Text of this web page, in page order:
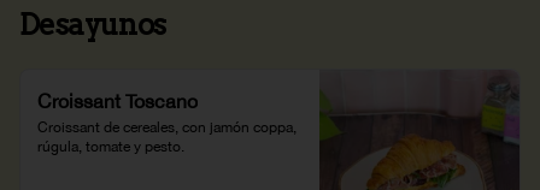
Desayunos
Croissant Toscano
Croissant de cereales, con jamón coppa,
rúgula, tomate y pesto.